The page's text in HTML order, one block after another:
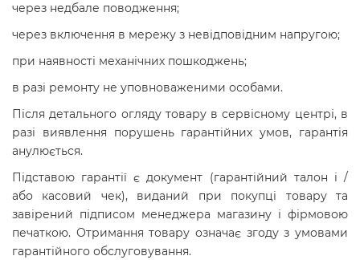
через недбале поводження;
через включення в мережу з невідповідним напругою;
при наявності механічних пошкоджень;
в разі ремонту не уповноваженими особами.
Після детального огляду товару в сервісному центрі, в
разі виявлення порушень гарантійних умов, гарантія
анулюється.
Підставою гарантії є документ (гарантійний талон і /
або касовий чек), виданий при покупці товару та
завірений підписом менеджера магазину і фірмовою
печаткою. Отримання товару означає згоду з умовами
гарантійного обслуговування.